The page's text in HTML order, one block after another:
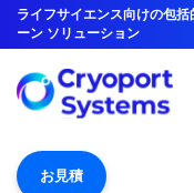
ライフサイエンス向けの包
ーン ソリューション
お見積